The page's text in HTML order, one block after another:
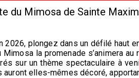
du Mimosa de Sainte
2026, plongez dans un défilé haut
Mimosa la promenade s’animera
sur un thème spectaculaire à
auront elles-mêmes décoré,